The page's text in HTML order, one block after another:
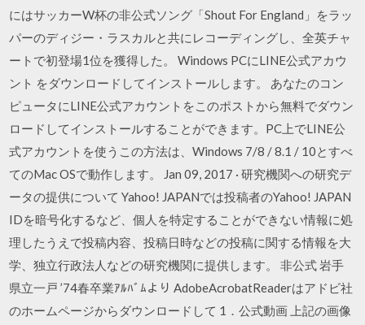
にはサッカーW杯の非公式ソング「Shout For England」をラッ
パーのディジー・ラスカルと共にレコーディングし、全英チャ
ートで初登場1位を獲得した。 Windows PCにLINE公式アカウ
ント をダウンロードしてインストールします。 あなたのコン
ピュータにLINE公式アカウントをこのポストから無料でダウン
ロードしてインストールすることができます。PC上でLINE公
式アカウントを使うこの方法は、Windows 7/8 / 8.1 / 10とすべ
てのMac OSで動作します。 Jan 09, 2017 · 研究機関への研究デ
ータの提供について Yahoo! JAPANでは投稿者のYahoo! JAPAN
IDを暗号化するなど、個人を特定することができない情報に処
理したうえで投稿内容、投稿日時などの投稿に関する情報を大
学、独立行政法人などの研究機関に提供します。 非公式 岩手
県立一戸 ’74春卒業ｱﾙﾊﾞﾑより AdobeAcrobatReaderはアドビ社
のホームページからダウンロードして 1．公式動画 上記の画像